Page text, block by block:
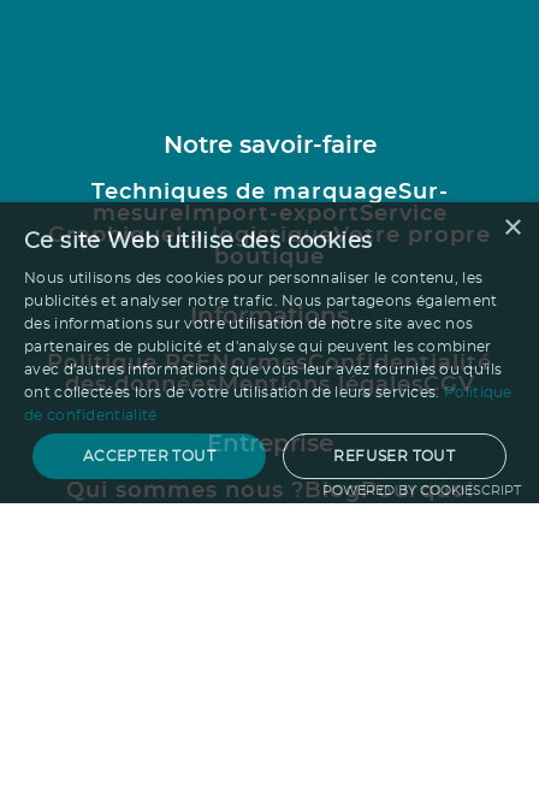
Notre savoir-faire
Techniques de marquageSur-
mesure Import-exportService
GraphiqueLa logistiqueVotre propre
boutique
Informations
Politique RSENormesConfidentialité
des donnéesMentions légalesCGV
Entreprise
Qui sommes nous ? BlogPourquoi
×
Ce site Web utilise des cookies
Nous utilisons des cookies pour personnaliser le contenu, les
publicités et analyser notre trafic. Nous partageons également
des informations sur votre utilisation de notre site avec nos
partenaires de publicité et d'analyse qui peuvent les combiner
avec d'autres informations que vous leur avez fournies ou qu'ils
ont collectées lors de votre utilisation de leurs services.Politique
de confidentialité
ACCEPTER TOUT REFUSER TOUT
POWERED BY COOKIESCRIPT